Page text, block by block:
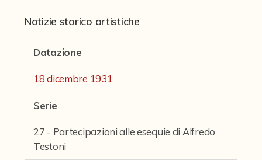
Ex libris Cavalieri
Caricature, disegni, figurini, miscellanea
Opere teatrali di Alfredo Testoni
Romanzi, conferenze e articoli
Notizie storico artistiche
Datazione
18 dicembre 1931
Serie
27 - Partecipazioni alle esequie di Alfredo
Testoni